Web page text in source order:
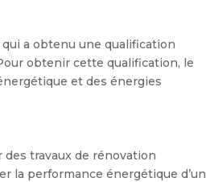
a obtenu une qualification
obtenir cette qualification, le
et des énergies
travaux de rénovation
la performance énergétique d’un